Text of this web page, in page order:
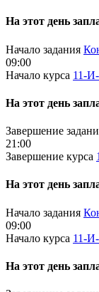
На этот день
Начало задания
09:00
Начало курса 11-
На этот день
Завершение
21:00
Завершение курса
На этот день
Начало задания
09:00
Начало курса 11-
На этот день